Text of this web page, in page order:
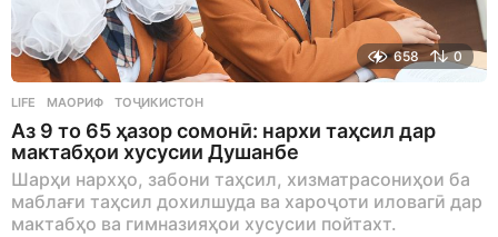
658 0
LIFE МАОРИФ ,ТОҶИКИСТОН
Аз 9 то 65 ҳазор сомонӣ: нархи таҳсил дар
мактабҳои хусусии Душанбе
Шарҳи нархҳо, забони таҳсил, хизматрасониҳои ба
маблағи таҳсил дохилшуда ва хароҷоти иловагӣ дар
мактабҳо ва гимназияҳои хусусии пойтахт.